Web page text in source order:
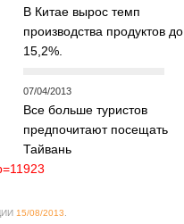
В Китае вырос темп
производства продуктов до
15,2%.
07/04/2013
Все больше туристов
предпочитают посещать
Тайвань
15/08/2013